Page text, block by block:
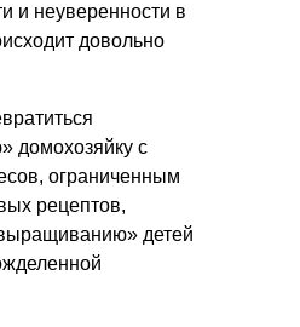
и неуверенности в
довольно
домохозяйку с
ограниченным
рецептов,
детей